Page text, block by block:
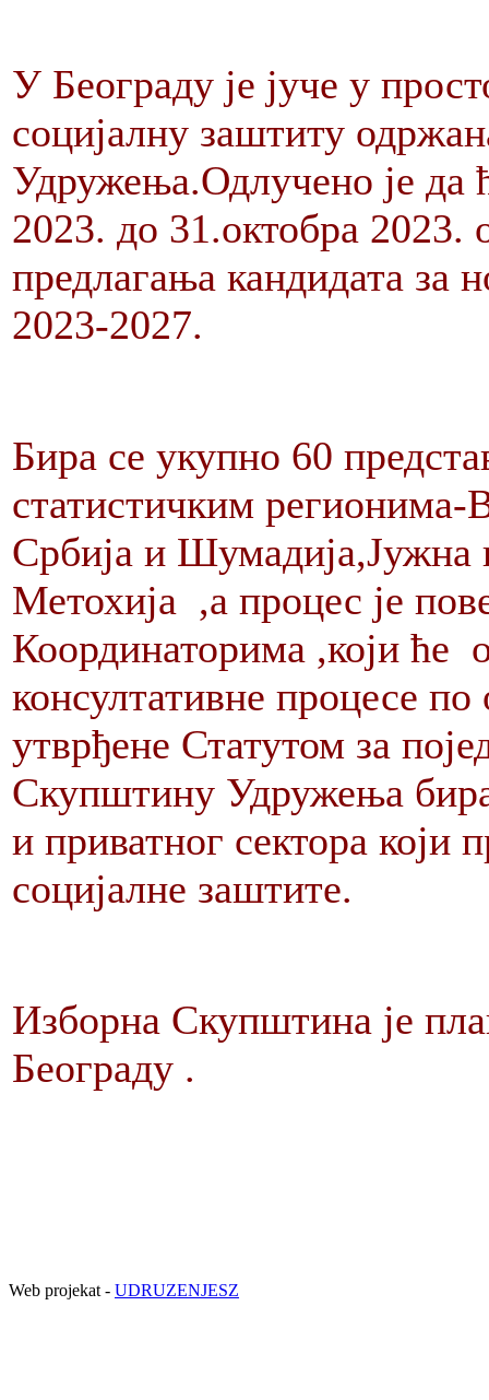
У Београду је јуче у
социјалну заштиту
Удружења.Одлучено је да
2023. до 31.октобра 2023.
предлагања кандидата за
2023-2027.
Бира се укупно 60
статистичким регионима-
Србија и Шумадија,Јужна
Метохија ,а процес је
Координаторима ,који ће
консултативне процесе
утврђене Статутом за
Скупштину Удружења
и приватног сектора који
социјалне заштите.
Изборна Скупштина је
Београду .
Web projekat - UDRUZENJESZ